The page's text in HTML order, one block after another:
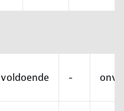
voldoende -